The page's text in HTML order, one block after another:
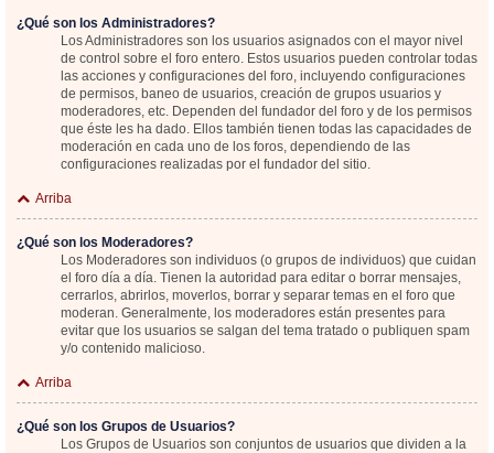
¿Qué son los Administradores?
Los Administradores son los usuarios asignados con el mayor nivel
de control sobre el foro entero. Estos usuarios pueden controlar todas
las acciones y configuraciones del foro, incluyendo configuraciones
de permisos, baneo de usuarios, creación de grupos usuarios y
moderadores, etc. Dependen del fundador del foro y de los permisos
que éste les ha dado. Ellos también tienen todas las capacidades de
moderación en cada uno de los foros, dependiendo de las
configuraciones realizadas por el fundador del sitio.
Arriba
¿Qué son los Moderadores?
Los Moderadores son individuos (o grupos de individuos) que cuidan
el foro día a día. Tienen la autoridad para editar o borrar mensajes,
cerrarlos, abrirlos, moverlos, borrar y separar temas en el foro que
moderan. Generalmente, los moderadores están presentes para
evitar que los usuarios se salgan del tema tratado o publiquen spam
y/o contenido malicioso.
Arriba
¿Qué son los Grupos de Usuarios?
Los Grupos de Usuarios son conjuntos de usuarios que dividen a la